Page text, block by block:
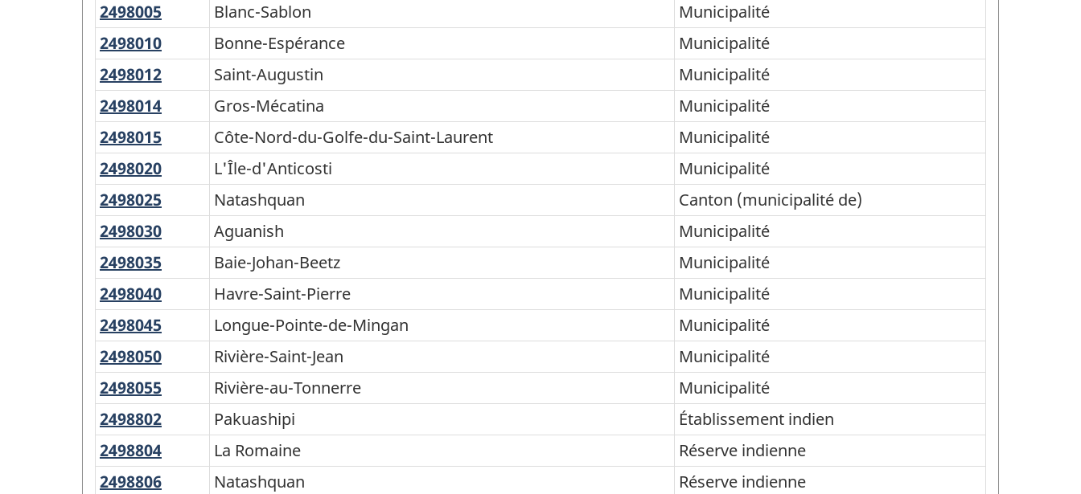
Nord
et
Sud
-
Variante
de
la
CGT
2016
-
Structure
de
la
classification
2498005
Sablon
Blanc-Sablon
Municipalité
2498010 Bonne-
Espérance
Bonne-Espérance
Municipalité
2498012
Augustin
Saint-Augustin
Municipalité
2498014
Mécatina
Gros-Mécatina
Municipalité
2498015
Nord-
du-
Saint-
Laurent
Côte-Nord-du-Golfe-du-Saint-Laurent
Municipalité
2498020
d'Anticosti
L'Île-d'Anticosti
Municipalité
2498025 NatashquanNatashquan
Canton (municipalité de)
2498030 AguanishAguanish
Municipalité
2498035
Johan-
Beetz
Baie-Johan-Beetz
Municipalité
2498040
Saint-
Pierre
Havre-Saint-Pierre
Municipalité
2498045 Longue-
Pointe-
de-
Mingan
Longue-Pointe-de-Mingan
Municipalité
2498050 Rivière-
Saint-
Jean
Rivière-Saint-Jean
Municipalité
2498055 Rivière-
au-
Tonnerre
Rivière-au-Tonnerre
Municipalité
2498802 PakuashipiPakuashipi
Établissement indien
2498804
Romaine
La Romaine
Réserve indienne
2498806 NatashquanNatashquan
Réserve indienne